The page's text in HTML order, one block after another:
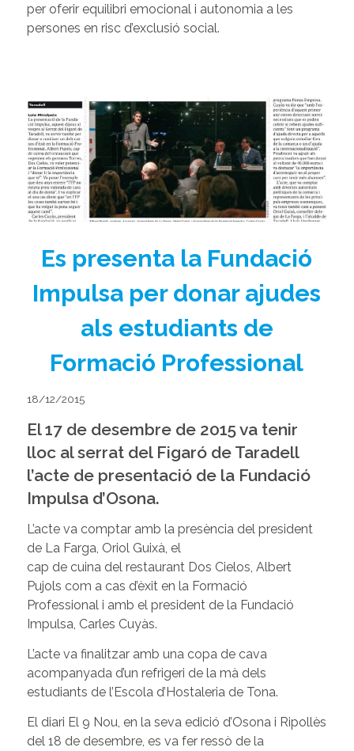
per oferir equilibri emocional i autonomia a les
persones en risc d’exclusió social.
Es presenta la Fundació
Impulsa per donar ajudes
als estudiants de
Formació Professional
18/12/2015
El 17 de desembre de 2015 va tenir
lloc al serrat del Figaró de Taradell
l’acte de presentació de la Fundació
Impulsa d’Osona.
L’acte va comptar amb la presència del president
de La Farga, Oriol Guixà, el
cap de cuina del restaurant Dos Cielos, Albert
Pujols com a cas d’èxit en la Formació
Professional i amb el president de la Fundació
Impulsa, Carles Cuyàs.
L’acte va finalitzar amb una copa de cava
acompanyada d’un refrigeri de la mà dels
estudiants de l’Escola d’Hostaleria de Tona.
El diari El 9 Nou, en la seva edició d’Osona i Ripollès
del 18 de desembre, es va fer ressò de la